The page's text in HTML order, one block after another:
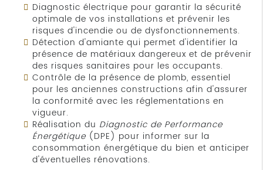
Diagnostic électrique pour garantir la sécurité
optimale de vos installations et prévenir les
risques d'incendie ou de dysfonctionnements.
Détection d'amiante qui permet d'identifier la
présence de matériaux dangereux et de prévenir
des risques sanitaires pour les occupants.
Contrôle de la présence de plomb, essentiel
pour les anciennes constructions afin d'assurer
la conformité avec les réglementations en
vigueur.
Réalisation du Diagnostic de Performance
Énergétique (DPE) pour informer sur la
consommation énergétique du bien et anticiper
d'éventuelles rénovations.